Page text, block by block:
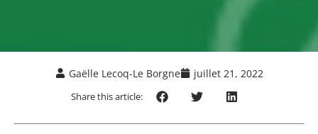
Gaëlle Lecoq-Le Borgne juillet 21, 2022
Share this article: